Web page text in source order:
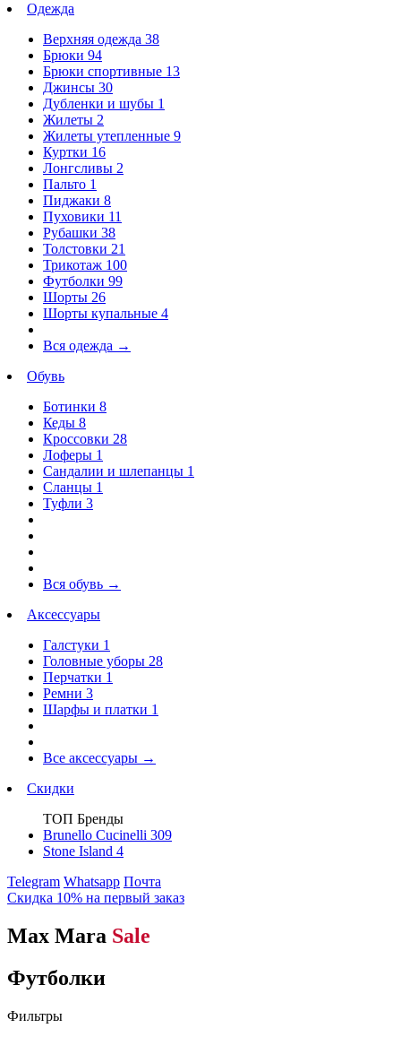
Одежда
Верхняя одежда 38
Брюки 94
Брюки спортивные 13
Джинсы 30
Дубленки и шубы 1
Жилеты 2
Жилеты утепленные 9
Куртки 16
Лонгсливы 2
Пальто 1
Пиджаки 8
Пуховики 11
Рубашки 38
Толстовки 21
Трикотаж 100
Футболки 99
Шорты 26
Шорты купальные 4
Вся одежда →
Обувь
Ботинки 8
Кеды 8
Кроссовки 28
Лоферы 1
Сандалии и шлепанцы 1
Сланцы 1
Туфли 3
Вся обувь →
Аксессуары
Галстуки 1
Головные уборы 28
Перчатки 1
Ремни 3
Шарфы и платки 1
Все аксессуары →
Скидки
ТОП Бренды
Brunello Cucinelli 309
Stone Island 4
Telegram Whatsapp Почта
Скидка 10% на первый заказ
Max Mara Sale
Футболки
Фильтры